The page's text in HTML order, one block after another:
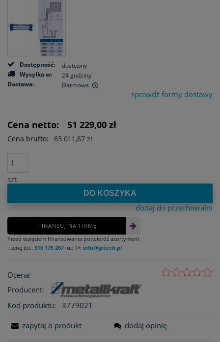
Dostępność:
dostępny
Wysyłka w:
24 godziny
Dostawa:
Darmowa
Cena nie zawiera ewentualnych kosztów płatnościsprawdź formy dostawy
Cena netto: 51 229,00 zł
Cena brutto: 63 011,67 zł
szt.
DO KOSZYKA
dodaj do przechowalni
FINANSUJ NA FIRMĘ
Przed wzięciem finansowania potwierdź asortyment
i cenę tel.: 516 175 267 lub @: info@jptech.pl
Ocena:
Producent:
Kod produktu:
3779021
zapytaj o produkt dodaj opinię